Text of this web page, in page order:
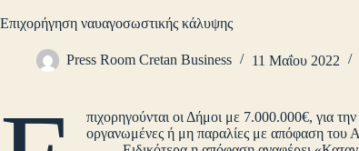
Επιχορήγηση ναυαγοσωστικής κάλυψης
Press Room Cretan Business 11 Μαΐου 2022
πιχορηγούνται οι Δήμοι με 7.000.000€, για
οργανωμένες ή μη παραλίες με απόφαση